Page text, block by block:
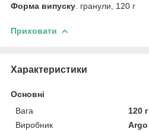
Форма випуску . гранули, 120 г
Приховати
Характеристики
Основні
Вага
120 г
Виробник
Argo